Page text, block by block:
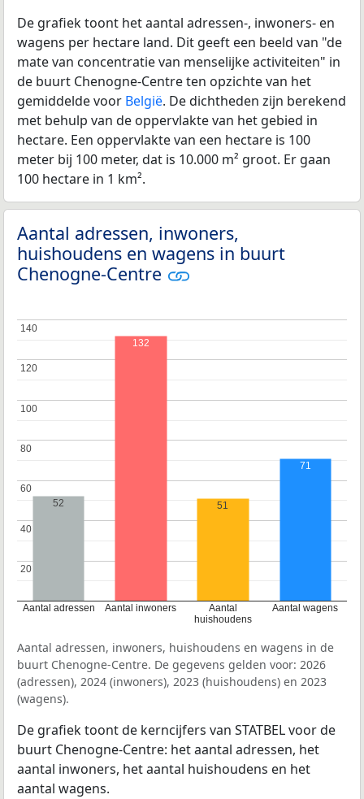
De grafiek toont het aantal adressen-, inwoners- en
wagens per hectare land. Dit geeft een beeld van "de
mate van concentratie van menselijke activiteiten" in
de buurt Chenogne-Centre ten opzichte van het
gemiddelde voor België. De dichtheden zijn berekend
met behulp van de oppervlakte van het gebied in
hectare. Een oppervlakte van een hectare is 100
meter bij 100 meter, dat is 10.000 m² groot. Er gaan
100 hectare in 1 km².
Aantal adressen, inwoners,
huishoudens en wagens in buurt
Chenogne-Centre
Aantal adressen Aantal inwoners
Aantal
huishoudens
Aantal wagens
20
20
40
40
60
60
80
80
100
100
120
120
140
140
52
132
51
71
Aantal adressen, inwoners, huishoudens en wagens in de
buurt Chenogne-Centre. De gegevens gelden voor: 2026
(adressen), 2024 (inwoners), 2023 (huishoudens) en 2023
(wagens).
De grafiek toont de kerncijfers van STATBEL voor de
buurt Chenogne-Centre: het aantal adressen, het
aantal inwoners, het aantal huishoudens en het
aantal wagens.